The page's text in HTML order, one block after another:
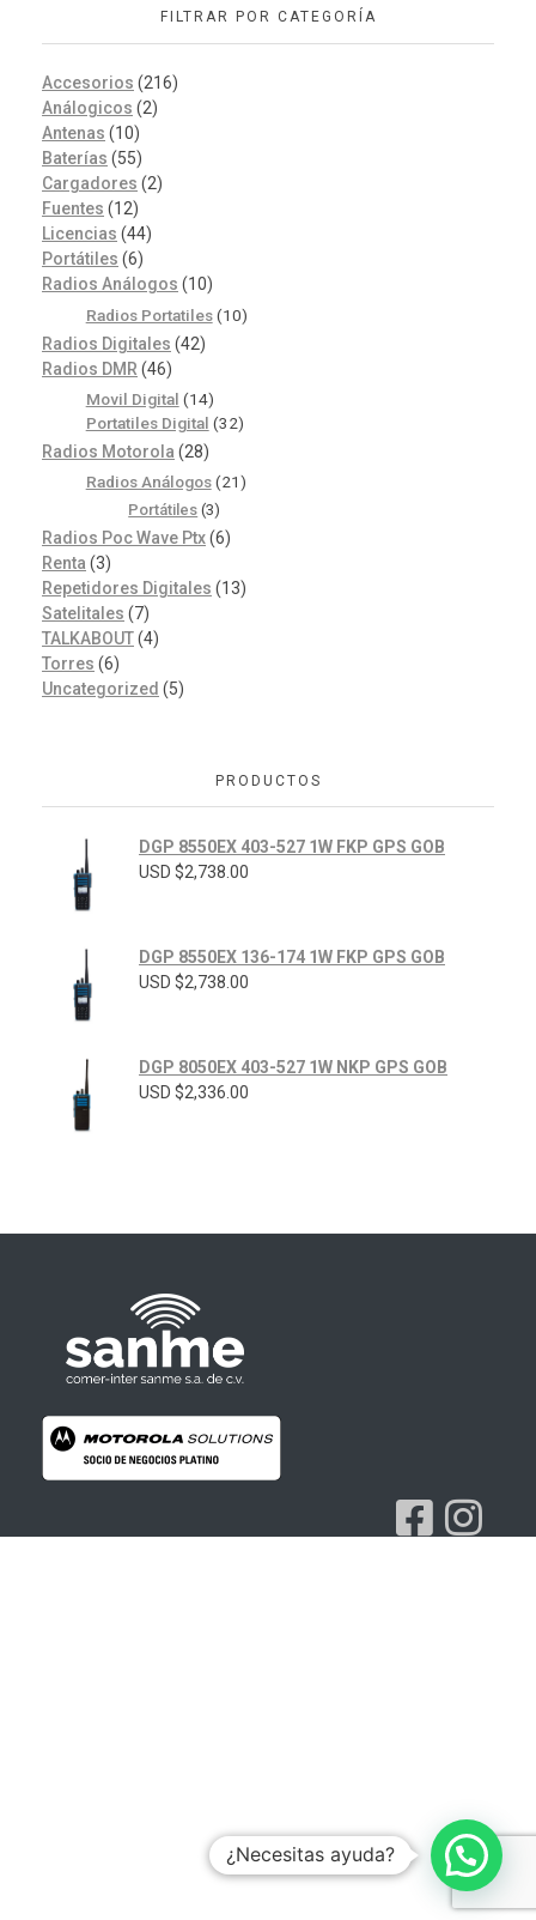
FILTRAR POR CATEGORÍA
Accesorios (216)
Análogicos (2)
Antenas (10)
Baterías (55)
Cargadores (2)
Fuentes (12)
Licencias (44)
Portátiles (6)
Radios Análogos (10)
Radios Portatiles (10)
Radios Digitales (42)
Radios DMR (46)
Movil Digital (14)
Portatiles Digital (32)
Radios Motorola (28)
Radios Análogos (21)
Portátiles (3)
Radios Poc Wave Ptx(6)
Renta (3)
Repetidores Digitales (13)
Satelitales (7)
TALKABOUT(4)
Torres (6)
Uncategorized (5)
PRODUCTOS
DGP 8550EX 403-527 1W FKP GPS GOB
USD $2,738.00
DGP 8550EX 136-174 1W FKP GPS GOB
USD $2,738.00
DGP 8050EX 403-527 1W NKP GPS GOB
USD $2,336.00
¿Necesitas ayuda?